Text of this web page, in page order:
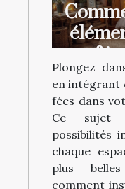
Plongez
en intégrant
fées dans
Ce sujet
possibilités
chaque
plus
comment